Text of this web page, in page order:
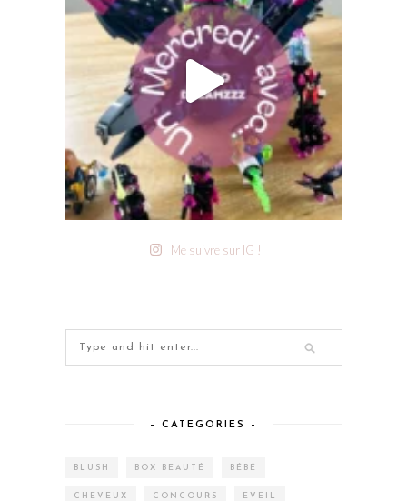
Me suivre sur IG !
– CATEGORIES –
BLUSH BOX BEAUTÉ BÉBÉ
CHEVEUX CONCOURS EVEIL